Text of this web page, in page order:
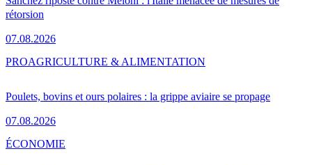
rétorsion
07.08.2026
Poulets, bovins et ours polaires : la grippe aviaire se propage
07.08.2026
PROAGRICULTURE & ALIMENTATION
ÉCONOMIE